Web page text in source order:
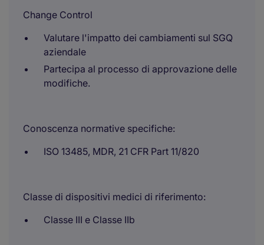
Change Control
Valutare l'impatto dei cambiamenti sul SGQ
aziendale
Partecipa al processo di approvazione delle
modifiche.
Conoscenza normative specifiche:
ISO 13485, MDR, 21 CFR Part 11/820
Classe di dispositivi medici di riferimento:
Classe III e Classe IIb